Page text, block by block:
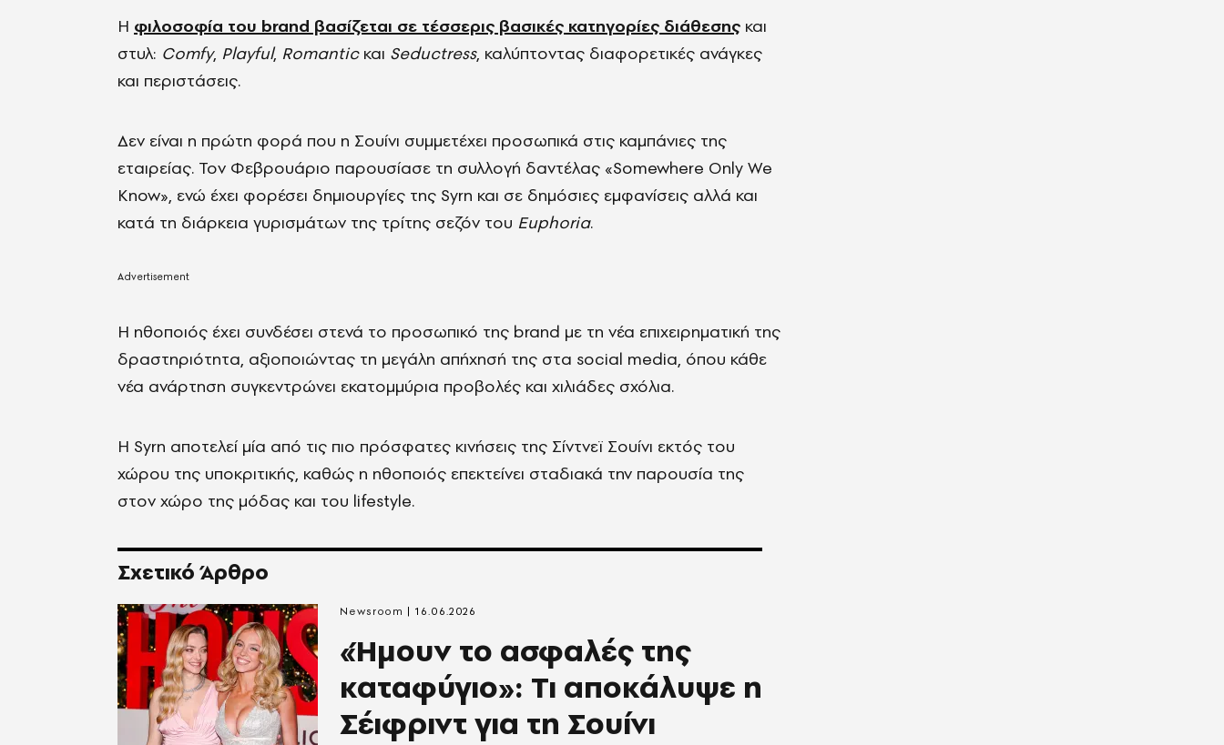
Η φιλοσοφία του brand βασίζεται σε τέσσερις βασικές κατηγορίες διάθεσης και
στυλ: Comfy, Playful, Romanticκαι Seductress, καλύπτοντας διαφορετικές ανάγκες
και περιστάσεις.
Δεν είναι η πρώτη φορά που η Σουίνι συμμετέχει προσωπικά στις καμπάνιες της
εταιρείας. Τον Φεβρουάριο παρουσίασε τη συλλογή δαντέλας «Somewhere Only We
Know», ενώ έχει φορέσει δημιουργίες της Syrn και σε δημόσιες εμφανίσεις αλλά και
κατά τη διάρκεια γυρισμάτων της τρίτης σεζόν του Euphoria.
Η ηθοποιός έχει συνδέσει στενά το προσωπικό της brand με τη νέα επιχειρηματική της
δραστηριότητα, αξιοποιώντας τη μεγάλη απήχησή της στα social media, όπου κάθε
νέα ανάρτηση συγκεντρώνει εκατομμύρια προβολές και χιλιάδες σχόλια.
Η Syrn αποτελεί μία από τις πιο πρόσφατες κινήσεις της Σίντνεϊ Σουίνι εκτός του
χώρου της υποκριτικής, καθώς η ηθοποιός επεκτείνει σταδιακά την παρουσία της
στον χώρο της μόδας και του lifestyle.
Σχετικό Άρθρο
«Ήμουν το ασφαλές της
καταφύγιο»: Τι αποκάλυψε η
Σέιφριντ για τη Σουίνι
Newsroom 16.06.2026